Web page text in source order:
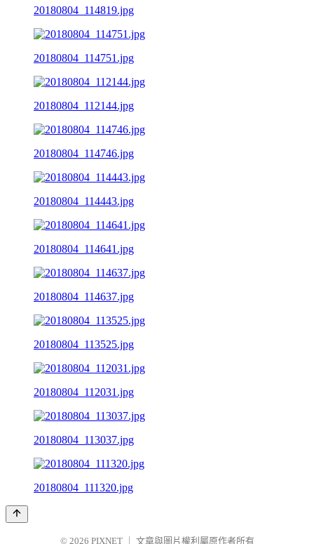
20180804_114819.jpg
20180804_114751.jpg
20180804_112144.jpg
20180804_114746.jpg
20180804_114443.jpg
20180804_114641.jpg
20180804_114637.jpg
20180804_113525.jpg
20180804_112031.jpg
20180804_113037.jpg
20180804_111320.jpg
© 2026 PIXNET 文章與圖片權利屬原作者所有